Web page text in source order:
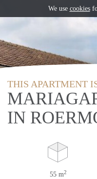
THIS APARTMENT
IN
55 m2
We use cookies